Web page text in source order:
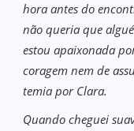
hora antes do
não queria que
estou apaixonada
coragem nem de
temia por Clara.
Quando cheguei